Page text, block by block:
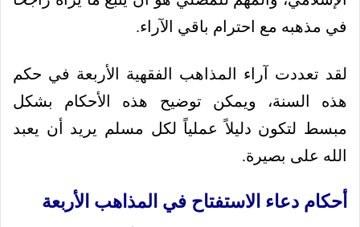
في مذهبه مع احترام باقي الآراء.
لقد تعددت آراء المذاهب الفقهية الأربعة في حكم
هذه السنة، ويمكن توضيح هذه الأحكام بشكل
مبسط لتكون دليلاً عملياً لكل مسلم يريد أن يعبد
الله على بصيرة.
أحكام دعاء الاستفتاح في المذاهب الأربعة